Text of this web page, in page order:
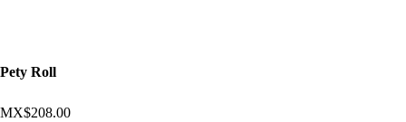
Pety Roll
MX$208.00